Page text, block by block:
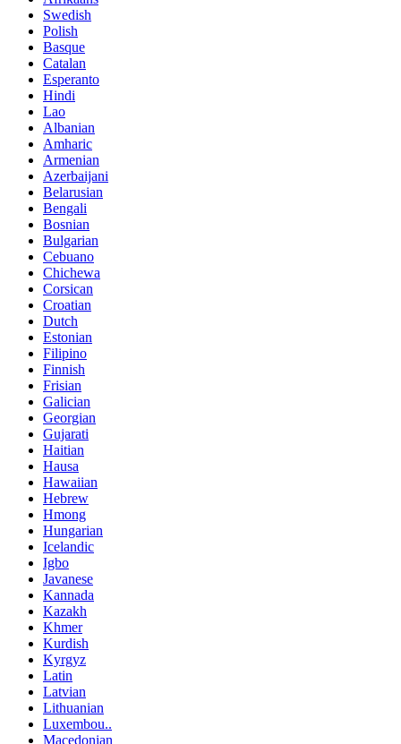
Swedish
Polish
Basque
Catalan
Esperanto
Hindi
Lao
Albanian
Amharic
Armenian
Azerbaijani
Belarusian
Bengali
Bosnian
Bulgarian
Cebuano
Chichewa
Corsican
Croatian
Dutch
Estonian
Filipino
Finnish
Frisian
Galician
Georgian
Gujarati
Haitian
Hausa
Hawaiian
Hebrew
Hmong
Hungarian
Icelandic
Igbo
Javanese
Kannada
Kazakh
Khmer
Kurdish
Kyrgyz
Latin
Latvian
Lithuanian
Luxembou..
Macedonian